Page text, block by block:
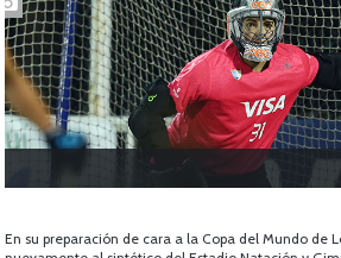
En su preparación de cara a la Copa del Mundo de